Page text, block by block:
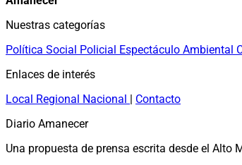
Nuestras categorías
Política Social Policial Espectáculo Ambiental
Enlaces de interés
Local Regional Nacional | Contacto
Diario Amanecer
Una propuesta de prensa escrita desde el Alto